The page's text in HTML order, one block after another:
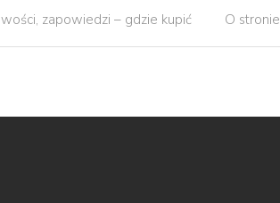
zapowiedzi – gdzie kupić O stronie